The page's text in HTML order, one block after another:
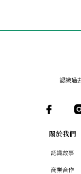
認識過
關於我們
認識故事
商業合作